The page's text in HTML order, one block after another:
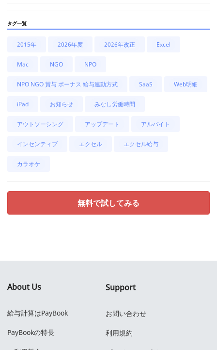
タグ一覧
2015年 2026年度 2026年改正 Excel
Mac NGO NPO
NPO NGO 賞与 ボーナス 給与連動方式 SaaS Web明細
iPad お知らせ みなし労働時間
アウトソーシング アップデート アルバイト
インセンティブ エクセル エクセル給与
カラオケ
無料で試してみる
About Us
給与計算はPayBook
PayBookの特長
Support
お問い合わせ
利用規約